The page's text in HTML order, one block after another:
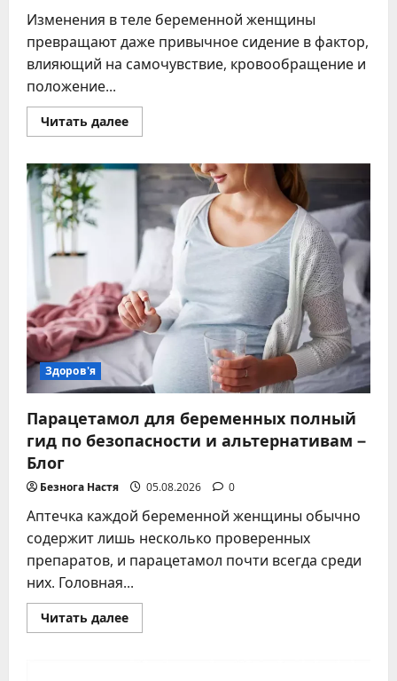
Изменения в теле беременной женщины
превращают даже привычное сидение в фактор,
влияющий на самочувствие, кровообращение и
положение...
Читать далееПрочитать
больше
сидение
при
беременности:
позы,
которые
вредят,
безопасные
решения
Здоров'я
Парацетамол для беременных полный
гид по безопасности и альтернативам –
Блог
Безнога Настя 05.08.2026 0
Аптечка каждой беременной женщины обычно
содержит лишь несколько проверенных
препаратов, и парацетамол почти всегда среди
них. Головная...
Читать далееПрочитать
больше